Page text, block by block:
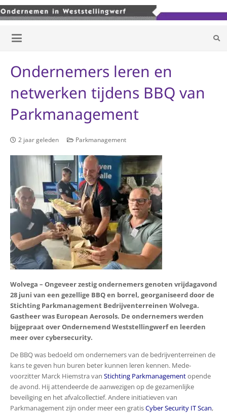
Ondernemers leren en
netwerken tijdens BBQ van
Parkmanagement
2 jaar geleden Parkmanagement
Wolvega – Ongeveer zestig ondernemers genoten vrijdagavond
28 juni van een gezellige BBQ en borrel, georganiseerd door de
Stichting Parkmanagement Bedrijventerreinen Wolvega.
Gastheer was European Aerosols. De ondernemers werden
bijgepraat over Ondernemend Weststellingwerf en leerden
meer over cybersecurity.
De BBQ was bedoeld om ondernemers van de bedrijventerreinen de
kans te geven hun buren beter kunnen leren kennen. Mede-
voorzitter Marck Hiemstra van Stichting Parkmanagementopende
de avond. Hij attendeerde de aanwezigen op de gezamenlijke
beveiliging en het afvalcollectief. Andere initiatieven van
Parkmanagement zijn onder meer een gratisCyber Security IT Scan,